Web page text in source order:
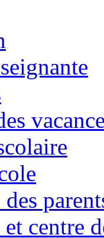
centre